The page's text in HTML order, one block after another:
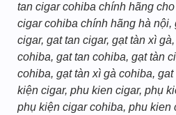
tan cigar cohiba chính hãng
cigar cohiba chính hãng hà nội,
cigar, gat tan cigar, gạt tàn xì
cohiba, gat tan cohiba, gạt tàn
cohiba, gạt tàn xì gà cohiba,
kiện cigar, phu kien cigar, phụ
phụ kiện cigar cohiba, phu kien